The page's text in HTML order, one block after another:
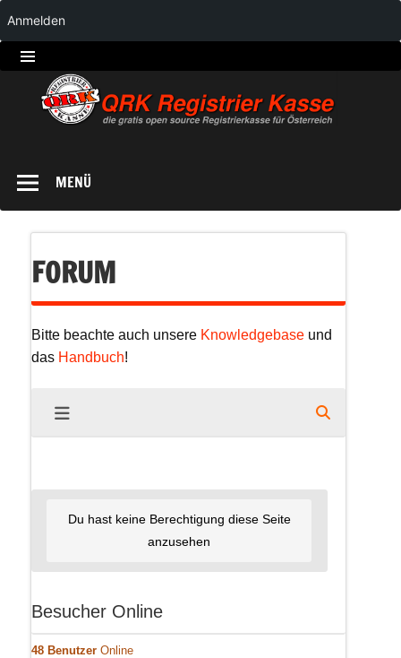
QRK
MENÜ
FORUM
Bitte beachte auch unsere Knowledgebase und
das Handbuch!
Du hast keine Berechtigung diese Seite
anzusehen
Besucher Online
48 Benutzer Online
Anmelden